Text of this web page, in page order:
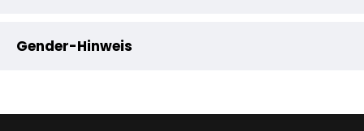
Gender-Hinweis